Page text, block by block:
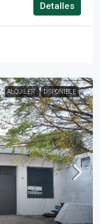
Detalles
ALQUILER DISPONIBLE